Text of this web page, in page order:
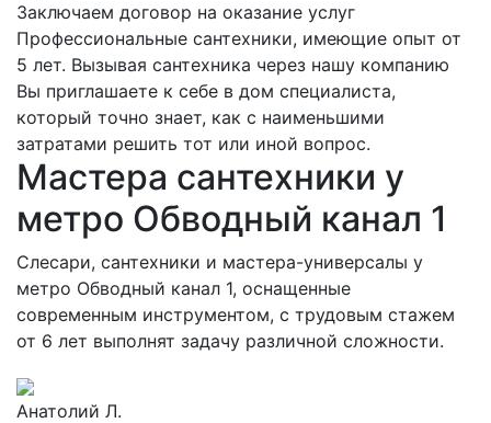
Заключаем договор на оказание услуг
Профессиональные сантехники, имеющие опыт от
5 лет. Вызывая сантехника через нашу компанию
Вы приглашаете к себе в дом специалиста,
который точно знает, как с наименьшими
затратами решить тот или иной вопрос.
Мастера сантехники у
метро Обводный канал 1
Слесари, сантехники и мастера-универсалы у
метро Обводный канал 1, оснащенные
современным инструментом, с трудовым стажем
от 6 лет выполнят задачу различной сложности.
Анатолий Л.